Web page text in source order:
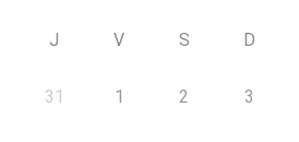
J V S D
31 1 2 3